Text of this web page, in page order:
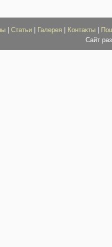
|Статьи Галерея Контакты
Сайт